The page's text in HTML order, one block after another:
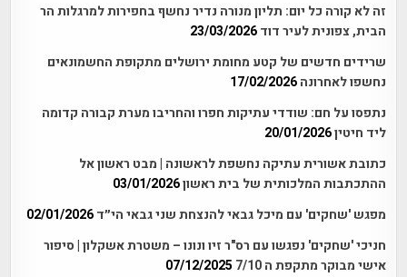
זה לא קורה כל יום: תליון מנורה נדיר נחשף בחפירות למרגלות הר
הבית, צפונית לעיר דוד 23/03/2026
שרידים חדשים של קטע מחומת ירושלים מתקופת החשמונאים
נחשפו לאחרונה 17/02/2026
נתפסו על חם: שודדי עתיקות חפרו והחריבו מערת קבורה קדומה
ליד חיטין20/01/2026
כתובת אשורית עתיקה נחשפת לראשונה | מבט ראשון אל
ההתכתבות המלכותית של בית ראשון03/01/2026
מפגש 'שחקים' עם מיכל גבאי להנצחת שני גבאי הי״ד 02/01/2026
חניכי 'שחקים' נפגשו עם רס"ר זיו ונונו – משטרת אשקלון | סיפור
אישי מבוקר מתקפת ה 7/10
07/12/2025